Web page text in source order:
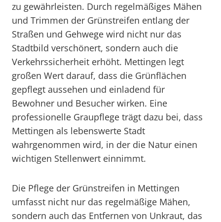
zu gewährleisten. Durch regelmäßiges Mähen
und Trimmen der Grünstreifen entlang der
Straßen und Gehwege wird nicht nur das
Stadtbild verschönert, sondern auch die
Verkehrssicherheit erhöht. Mettingen legt
großen Wert darauf, dass die Grünflächen
gepflegt aussehen und einladend für
Bewohner und Besucher wirken. Eine
professionelle Graupflege trägt dazu bei, dass
Mettingen als lebenswerte Stadt
wahrgenommen wird, in der die Natur einen
wichtigen Stellenwert einnimmt.
Die Pflege der Grünstreifen in Mettingen
umfasst nicht nur das regelmäßige Mähen,
sondern auch das Entfernen von Unkraut, das